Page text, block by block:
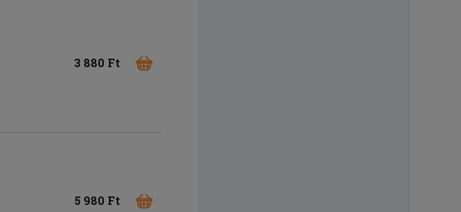
3 880 Ft
5 980 Ft